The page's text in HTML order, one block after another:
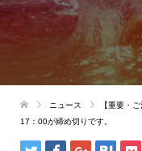
ニュース
【重要・
17：00が締め切りです。